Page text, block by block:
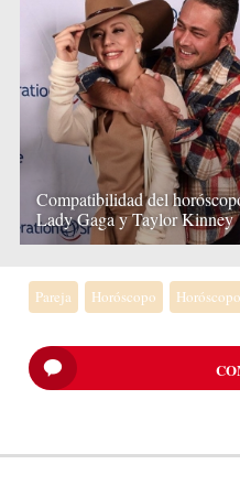
Compatibilidad del
Lady Gaga y Taylor Kinney
Pareja Horóscopo